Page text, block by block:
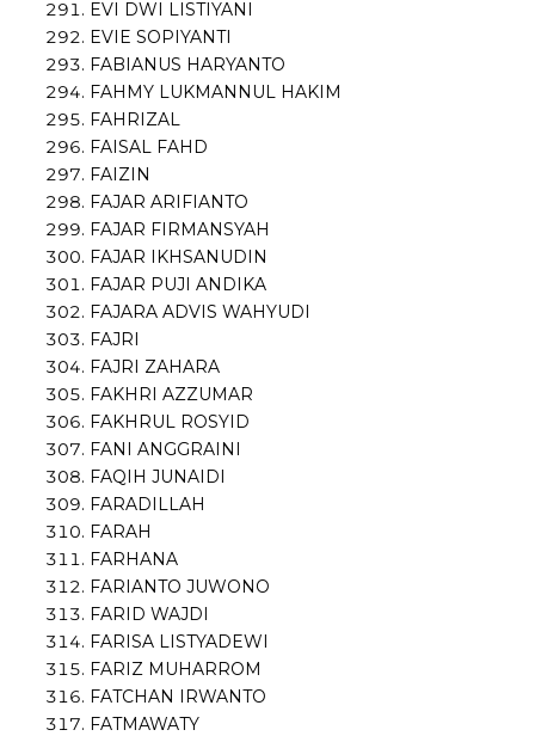
EVI DWI LISTIYANI
EVIE SOPIYANTI
FABIANUS HARYANTO
FAHMY LUKMANNUL HAKIM
FAHRIZAL
FAISAL FAHD
FAIZIN
FAJAR ARIFIANTO
FAJAR FIRMANSYAH
FAJAR IKHSANUDIN
FAJAR PUJI ANDIKA
FAJARA ADVIS WAHYUDI
FAJRI
FAJRI ZAHARA
FAKHRI AZZUMAR
FAKHRUL ROSYID
FANI ANGGRAINI
FAQIH JUNAIDI
FARADILLAH
FARAH
FARHANA
FARIANTO JUWONO
FARID WAJDI
FARISA LISTYADEWI
FARIZ MUHARROM
FATCHAN IRWANTO
FATMAWATY